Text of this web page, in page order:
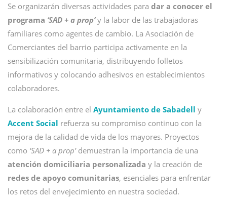
Se organizarán diversas actividades para dar a conocer el
programa ‘SAD + a prop’y la labor de las trabajadoras
familiares como agentes de cambio. La Asociación de
Comerciantes del barrio participa activamente en la
sensibilización comunitaria, distribuyendo folletos
informativos y colocando adhesivos en establecimientos
colaboradores.
La colaboración entre el Ayuntamiento de Sabadell y
Accent Social refuerza su compromiso continuo con la
mejora de la calidad de vida de los mayores. Proyectos
como ‘SAD + a prop’demuestran la importancia de una
atención domiciliaria personalizada y la creación de
redes de apoyo comunitarias, esenciales para enfrentar
los retos del envejecimiento en nuestra sociedad.